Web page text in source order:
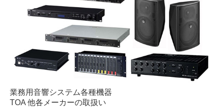
業務用音響システム各種機器
TOA 他各メーカーの取扱い